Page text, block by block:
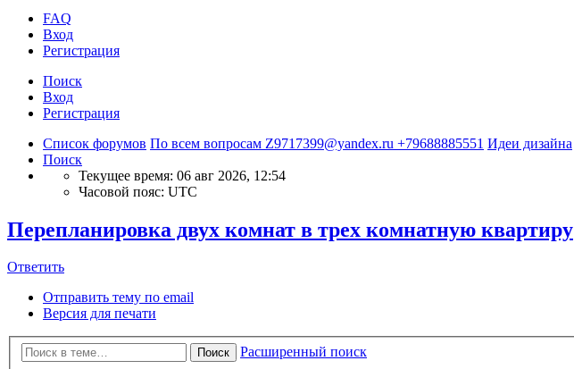
FAQ
Вход
Регистрация
Поиск
Вход
Регистрация
Список форумов По всем вопросам Z9717399@yandex.ru +79688885551 Идеи дизайна
Поиск
Текущее время: 06 авг 2026, 12:54
Часовой пояс: UTC
Перепланировка двух комнат в трех комнатную квартиру
Ответить
Отправить тему по email
Версия для печати
Поиск
Расширенный поиск